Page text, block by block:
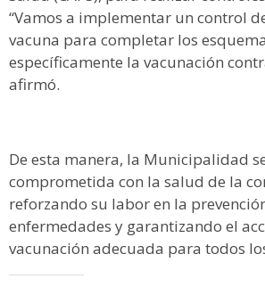
“Vamos a implementar un control
vacuna para completar los
específicamente la vacunación
afirmó.
De esta manera, la Municipalidad
comprometida con la salud de la
reforzando su labor en la
enfermedades y garantizando el
vacunación adecuada para todos